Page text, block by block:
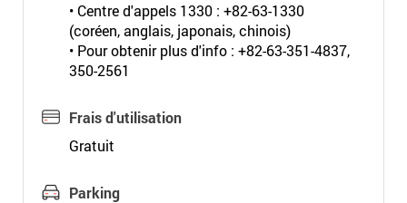
• Centre d'appels 1330 : +82-63-1330
(coréen, anglais, japonais, chinois)
• Pour obtenir plus d'info : +82-63-351-4837,
350-2561
Frais d'utilisation
Gratuit
Parking